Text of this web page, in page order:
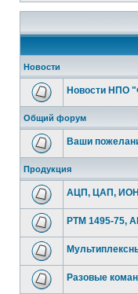
Новости
Новости НПО
Общий форум
Ваши
Продукция
АЦП, ЦАП,
РТМ 1495-75,
Разовые